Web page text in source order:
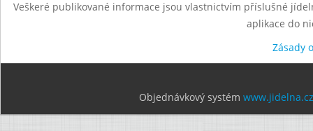
Veškeré publikované informace jsou vlastnictvím příslušné
aplikace do
Zásady
Objednávkový systém www.jidelna.cz